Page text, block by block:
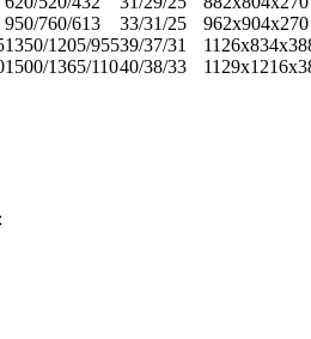
950/760/613 33/31/25
962x904x270
1350/1205/95539/37/31
1500/1365/11040/38/33